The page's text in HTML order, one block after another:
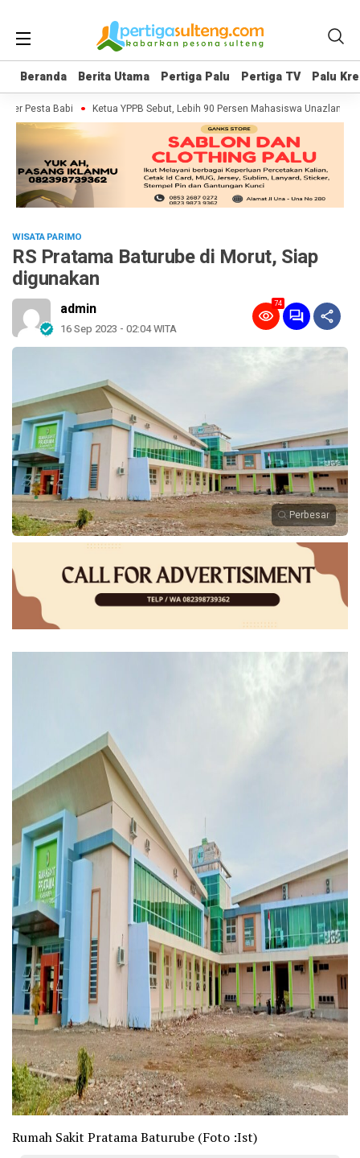
Beranda Berita Utama Pertiga Palu Pertiga TV Palu
Beranda Berita Utama Pertiga Palu Pertiga TV Palu
Pesta Babi Ketua YPPB Sebut, Lebih 90 Persen Mahasiswa Unazlam
WISATA PARIMO
RS Pratama Baturube di Morut, Siap
digunakan
admin
16 Sep 2023 - 02:04 WITA
74
Perbesar
Rumah Sakit Pratama Baturube (Foto :Ist)